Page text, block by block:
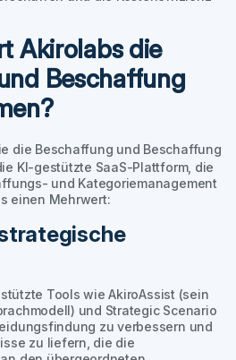
Akirolabs die
Beschaffung
die Beschaffung und Beschaffung
KI-gestützte SaaS-Plattform, die
und Kategoriemanagement
einen Mehrwert:
Tools wie AkiroAssist (sein
und Strategic Scenario
zu verbessern und
zu liefern, die die